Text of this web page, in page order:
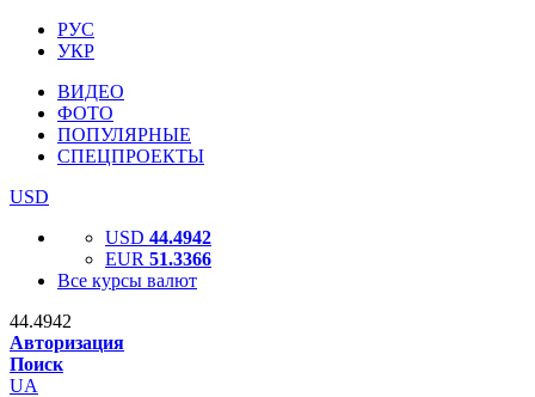
РУС
УКР
ВИДЕО
ФОТО
ПОПУЛЯРНЫЕ
СПЕЦПРОЕКТЫ
USD
USD 44.4942
EUR 51.3366
Все курсы валют
44.4942
Авторизация
Поиск
UA